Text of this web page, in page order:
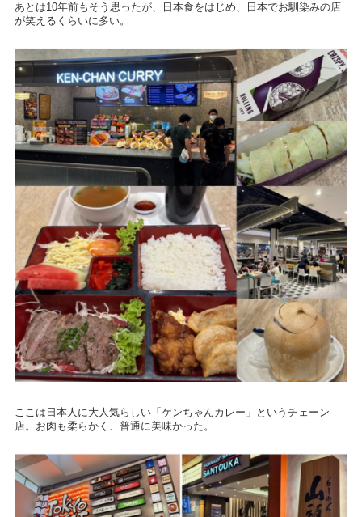
あとは10年前もそう思ったが、日本食をはじめ、日本でお馴染みの店
が笑えるくらいに多い。
ここは日本人に大人気らしい「ケンちゃんカレー」というチェーン
店。お肉も柔らかく、普通に美味かった。